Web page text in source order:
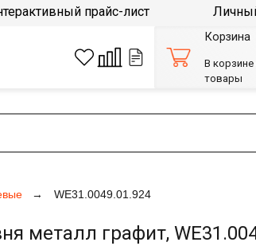
WE31.0049.01.924
металл графит,
прайс-лист
Корзина
В корзине
товары